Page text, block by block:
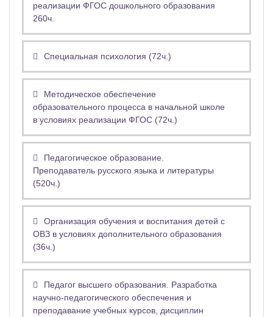
реализации ФГОС дошкольного образования
260ч.
Специальная психология (72ч.)
Методическое обеспечение
образовательного процесса в начальной школе
в условиях реализации ФГОС (72ч.)
Педагогическое образование.
Преподаватель русского языка и литературы
(520ч.)
Организация обучения и воспитания детей с
ОВЗ в условиях дополнительного образования
(36ч.)
Педагог высшего образования. Разработка
научно-педагогического обеспечения и
преподавание учебных курсов, дисциплин